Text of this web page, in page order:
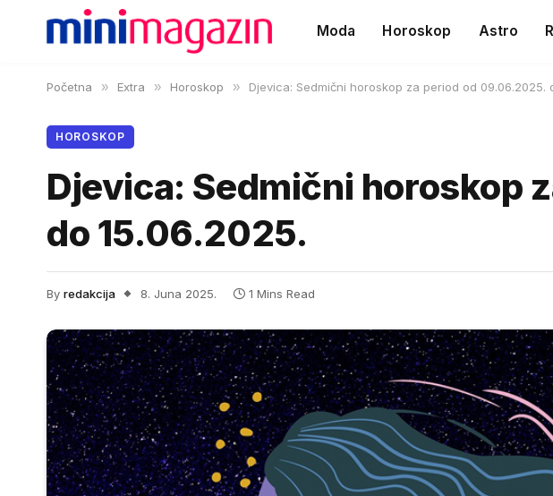
Moda Horoskop Astro
Početna » Extra » Horoskop » Djevica: Sedmični horoskop za period od 09.06.2025.
HOROSKOP
Djevica: Sedmični horoskop
do 15.06.2025.
By redakcija 8. Juna 2025. 1 Mins Read